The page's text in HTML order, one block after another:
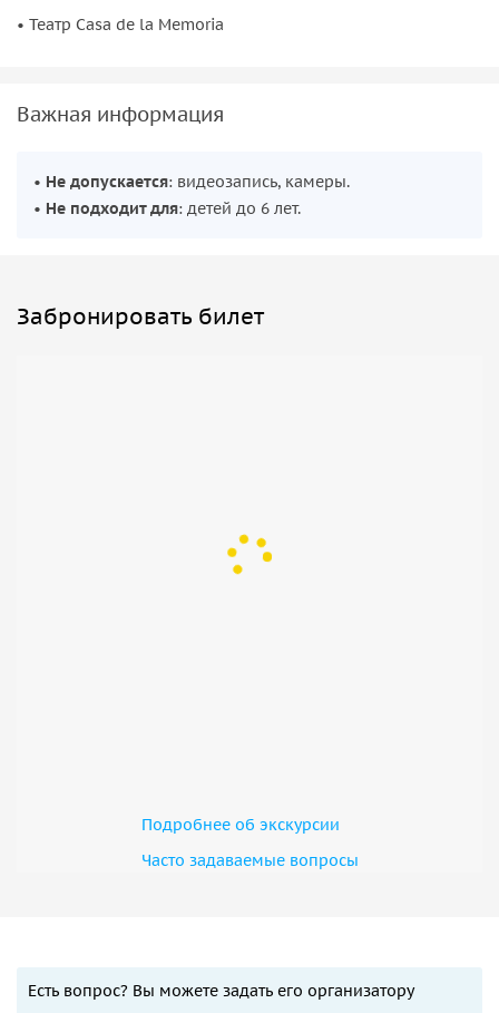
• Театр Casa de la Memoria
Важная информация
• Не допускается: видеозапись, камеры.
• Не подходит для: детей до 6 лет.
Забронировать билет
Подробнее об экскурсии
Часто задаваемые вопросы
Есть вопрос? Вы можете задать его организатору